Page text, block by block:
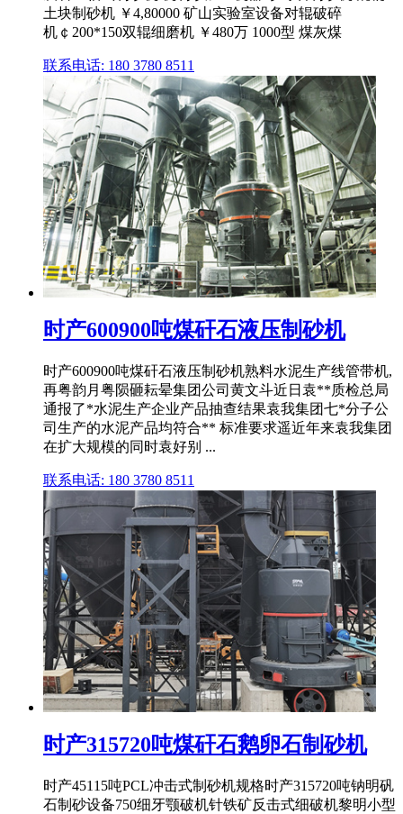
土块制砂机 ￥4,80000 矿山实验室设备对辊破碎
机￠200*150双辊细磨机 ￥480万 1000型 煤灰煤
联系电话: 180 3780 8511
时产600900吨煤矸石液压制砂机
时产600900吨煤矸石液压制砂机熟料水泥生产线管带机,
再粤韵月粤陨砸耘晕集团公司黄文斗近日袁**质检总局
通报了*水泥生产企业产品抽查结果袁我集团七*分子公
司生产的水泥产品均符合** 标准要求遥近年来袁我集团
在扩大规模的同时袁好别 ...
联系电话: 180 3780 8511
时产315720吨煤矸石鹅卵石制砂机
时产45115吨PCL冲击式制砂机规格时产315720吨钠明矾
石制砂设备750细牙颚破机针铁矿反击式细破机黎明小型